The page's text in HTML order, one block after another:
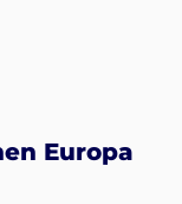
Europa